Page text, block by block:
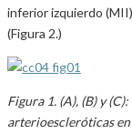
inferior izquierdo
(Figura 2.)
Figura 1. (A), (B) y
arterioescleróticas en